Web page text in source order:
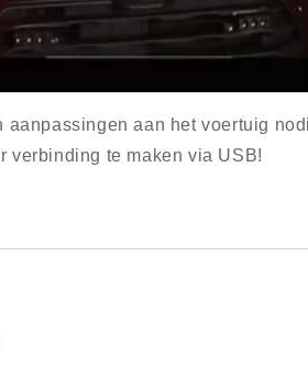
aanpassingen aan het voertuig
verbinding te maken via USB!